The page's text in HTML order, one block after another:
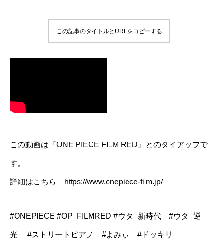
この記事のタイトルとURLをコピーする
この動画は『ONE PIECE FILM RED』とのタイアップで
す。
詳細はこちら https://www.onepiece-film.jp/
#ONEPIECE #OP_FILMRED #ウタ_新時代 #ウタ_逆
光 #ストリートピアノ #よみぃ #ドッキリ